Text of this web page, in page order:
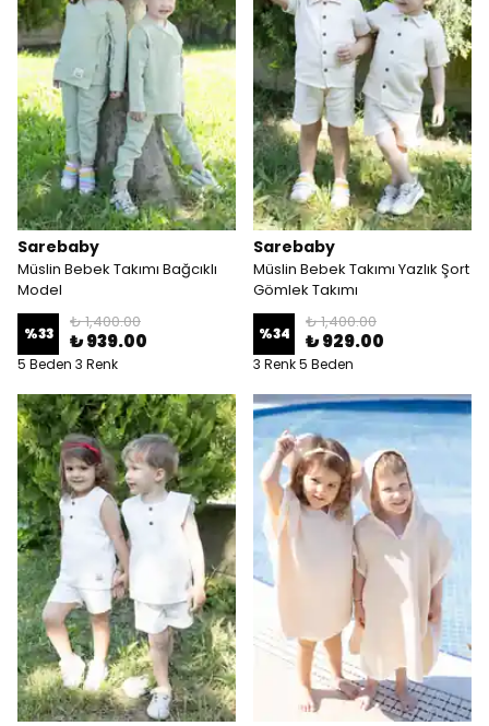
Sarebaby
Müslin Bebek Takımı Bağcıklı
Model
%33
₺ 1,400.00
₺ 939.00
5 Beden 3 Renk
Sarebaby
Müslin Bebek Takımı Yazlık Şort
Gömlek Takımı
%34
₺ 1,400.00
₺ 929.00
3 Renk 5 Beden